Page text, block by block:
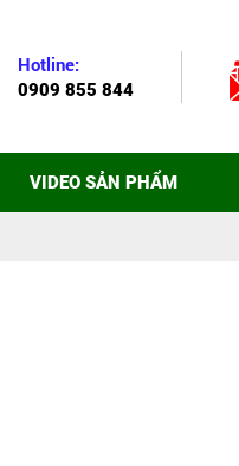
Hotline:
0909 855 844
VIDEO SẢN PHẨM